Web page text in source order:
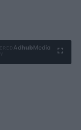
Ad hubMedia